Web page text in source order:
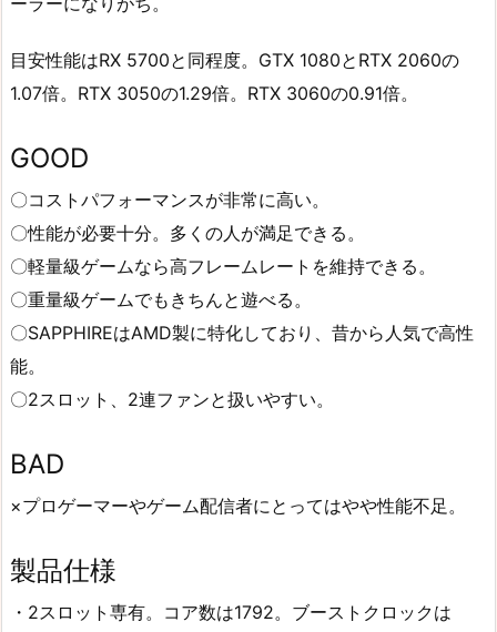
目安性能はRX 5700と同程度。GTX 1080とRTX 2060の
1.07倍。RTX 3050の1.29倍。RTX 3060の0.91倍。
GOOD
〇コストパフォーマンスが非常に高い。
〇性能が必要十分。多くの人が満足できる。
〇軽量級ゲームなら高フレームレートを維持できる。
〇重量級ゲームでもきちんと遊べる。
〇SAPPHIREはAMD製に特化しており、昔から人気で高性
能。
〇2スロット、2連ファンと扱いやすい。
BAD
×プロゲーマーやゲーム配信者にとってはやや性能不足。
製品仕様
・2スロット専有。コア数は1792。ブーストクロックは